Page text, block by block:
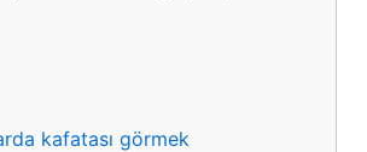
kafatası görmek